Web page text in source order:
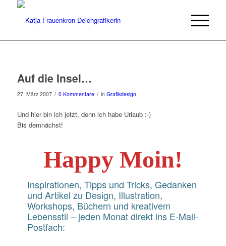
Auf die Insel…
27. März 2007 / 0 Kommentare / in Grafikdesign
Und hier bin ich jetzt, denn ich habe Urlaub :-)
Bis demnächst!
Happy Moin!
Inspirationen, Tipps und Tricks, Gedanken
und Artikel zu Design, Illustration,
Workshops, Büchern und kreativem
Lebensstil – jeden Monat direkt ins E-Mail-
Postfach: